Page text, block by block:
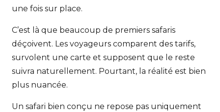
une fois sur place.
C’est là que beaucoup de premiers safaris
déçoivent. Les voyageurs comparent des tarifs,
survolent une carte et supposent que le reste
suivra naturellement. Pourtant, la réalité est bien
plus nuancée.
Un safari bien conçu ne repose pas uniquement